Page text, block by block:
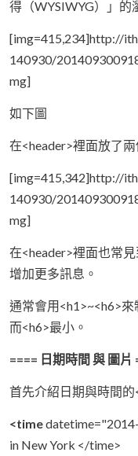
得（WYSIWYG）」的
[img=415,234]http://
140930/
mg]
如下圖
在<header>裡面放了
[img=415,342]http://
140930/
mg]
在<header>裡面也常
增加更多訊息。
通常會用<h1>~<h6>
而<h6>最小。
==== 日期時間 與 圖片
首先介紹日期與時間的
<time
in New York </time>